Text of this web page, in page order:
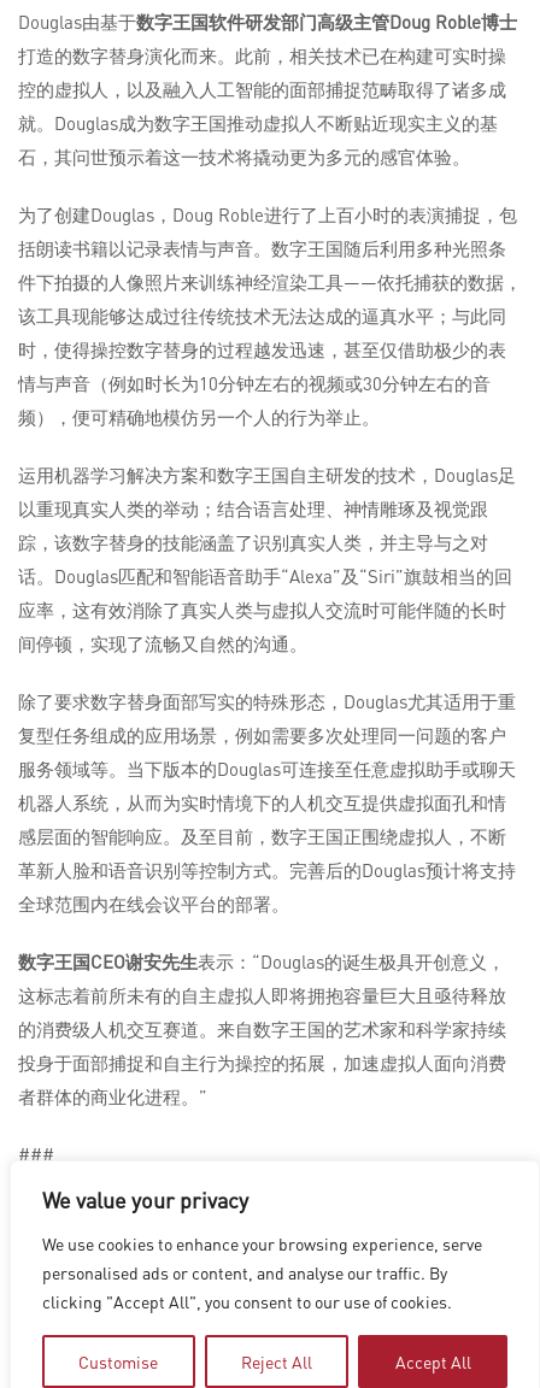
We value your privacy
We use cookies to enhance your browsing experience, serve
personalised ads or content, and analyse our traffic. By
clicking "Accept All", you consent to our use of cookies.
Customise Reject All Accept All
Douglas由基于数字王国软件研发部门高级主管Doug Roble博士
打造的数字替身演化而来。此前，相关技术已在构建可实时操
控的虚拟人，以及融入人工智能的面部捕捉范畴取得了诸多成
就。Douglas成为数字王国推动虚拟人不断贴近现实主义的基
石，其问世预示着这一技术将撬动更为多元的感官体验。
为了创建Douglas，Doug Roble进行了上百小时的表演捕捉，包
括朗读书籍以记录表情与声音。数字王国随后利用多种光照条
件下拍摄的人像照片来训练神经渲染工具——依托捕获的数据，
该工具现能够达成过往传统技术无法达成的逼真水平；与此同
时，使得操控数字替身的过程越发迅速，甚至仅借助极少的表
情与声音（例如时长为10分钟左右的视频或30分钟左右的音
频），便可精确地模仿另一个人的行为举止。
运用机器学习解决方案和数字王国自主研发的技术，Douglas足
以重现真实人类的举动；结合语言处理、神情雕琢及视觉跟
踪，该数字替身的技能涵盖了识别真实人类，并主导与之对
话。Douglas匹配和智能语音助手“Alexa”及“Siri”旗鼓相当的回
应率，这有效消除了真实人类与虚拟人交流时可能伴随的长时
间停顿，实现了流畅又自然的沟通。
除了要求数字替身面部写实的特殊形态，Douglas尤其适用于重
复型任务组成的应用场景，例如需要多次处理同一问题的客户
服务领域等。当下版本的Douglas可连接至任意虚拟助手或聊天
机器人系统，从而为实时情境下的人机交互提供虚拟面孔和情
感层面的智能响应。及至目前，数字王国正围绕虚拟人，不断
革新人脸和语音识别等控制方式。完善后的Douglas预计将支持
全球范围内在线会议平台的部署。
数字王国CEO谢安先生表示：“Douglas的诞生极具开创意义，
这标志着前所未有的自主虚拟人即将拥抱容量巨大且亟待释放
的消费级人机交互赛道。来自数字王国的艺术家和科学家持续
投身于面部捕捉和自主行为操控的拓展，加速虚拟人面向消费
者群体的商业化进程。”
###